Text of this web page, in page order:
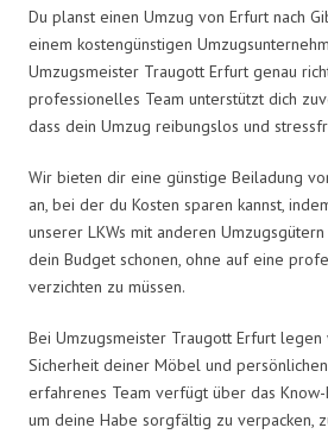
Du planst einen Umzug von Erfurt nach
einem kostengünstigen
Umzugsmeister Traugott Erfurt genau
professionelles Team unterstützt dich
dass dein Umzug reibungslos und
Wir bieten dir eine günstige Beiladung
an, bei der du Kosten sparen kannst,
unserer LKWs mit anderen
dein Budget schonen, ohne auf eine
verzichten zu müssen.
Bei Umzugsmeister Traugott Erfurt
Sicherheit deiner Möbel und
erfahrenes Team verfügt über das
um deine Habe sorgfältig zu verpacken,